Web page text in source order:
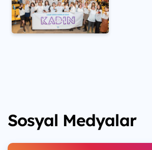
Sosyal Medyalar